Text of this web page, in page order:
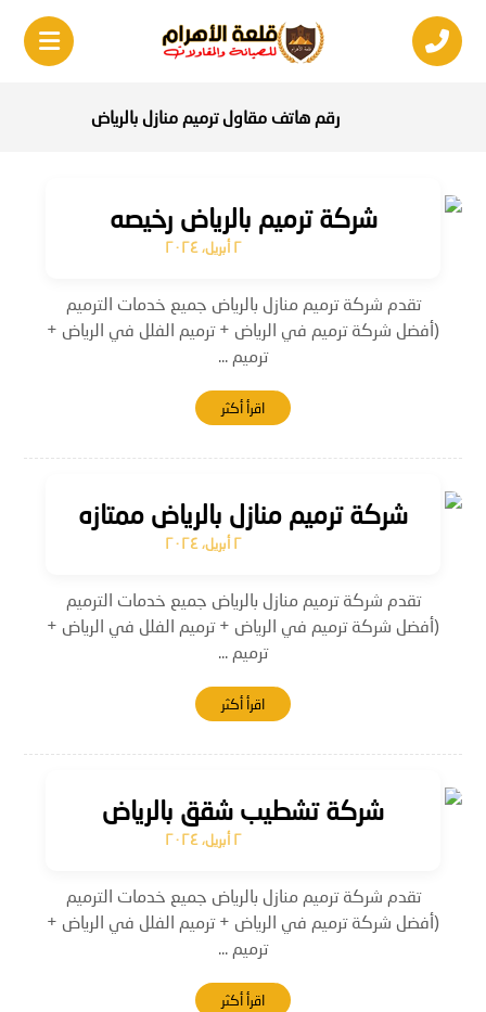
رقم هاتف مقاول ترميم منازل بالرياض
شركة ترميم بالرياض رخيصه
٢ أبريل، ٢٠٢٤
تقدم شركة ترميم منازل بالرياض جميع خدمات الترميم
(أفضل شركة ترميم في الرياض + ترميم الفلل في الرياض +
ترميم ...
اقرأ أكثر
شركة ترميم منازل بالرياض ممتازه
٢ أبريل، ٢٠٢٤
تقدم شركة ترميم منازل بالرياض جميع خدمات الترميم
(أفضل شركة ترميم في الرياض + ترميم الفلل في الرياض +
ترميم ...
اقرأ أكثر
شركة تشطيب شقق بالرياض
٢ أبريل، ٢٠٢٤
تقدم شركة ترميم منازل بالرياض جميع خدمات الترميم
(أفضل شركة ترميم في الرياض + ترميم الفلل في الرياض +
ترميم ...
اقرأ أكثر